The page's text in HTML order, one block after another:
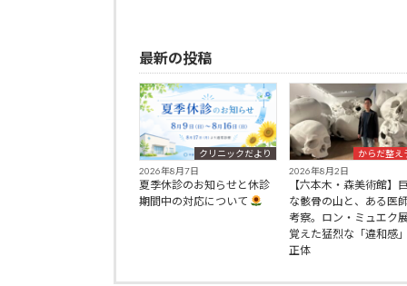
最新の投稿
クリニックだより
2026年8月7日
夏季休診のお知らせと休診
期間中の対応について
からだ整え
2026年8月2日
【六本木・森美術館】
な骸骨の山と、ある医
考察。ロン・ミュエク
覚えた猛烈な「違和感
正体